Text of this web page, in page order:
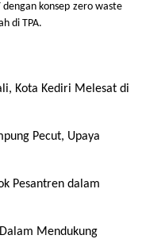
dengan konsep zero waste
di TPA.
Kota Kediri Melesat di
Pecut, Upaya
Pesantren dalam
Mendukung